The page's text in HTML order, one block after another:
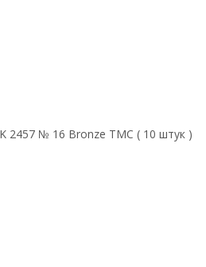
2457 № 16 Bronze TMC ( 10 штук )